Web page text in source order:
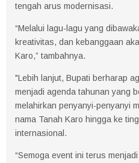
tengah arus modernisasi.
“Melalui lagu-lagu yang
kreativitas, dan kebanggaan
Karo,” tambahnya.
"Lebih lanjut, Bupati berharap
menjadi agenda tahunan yang
melahirkan penyanyi-penyanyi
nama Tanah Karo hingga ke
internasional.
“Semoga event ini terus